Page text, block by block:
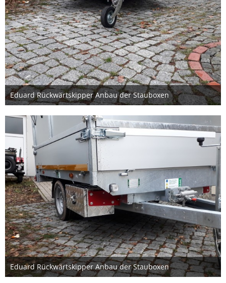
Eduard Rückwärtskipper Anbau der Stauboxen
20. Dezember 2020
Eduard Rückwärtskipper Anbau der Stauboxen
20. Dezember 2020